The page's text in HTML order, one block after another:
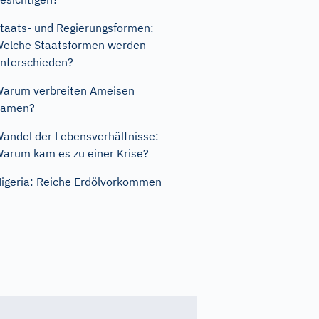
und Regierungsformen:
Staatsformen werden
verbreiten Ameisen
der Lebensverhältnisse:
kam es zu einer Krise?
Reiche Erdölvorkommen